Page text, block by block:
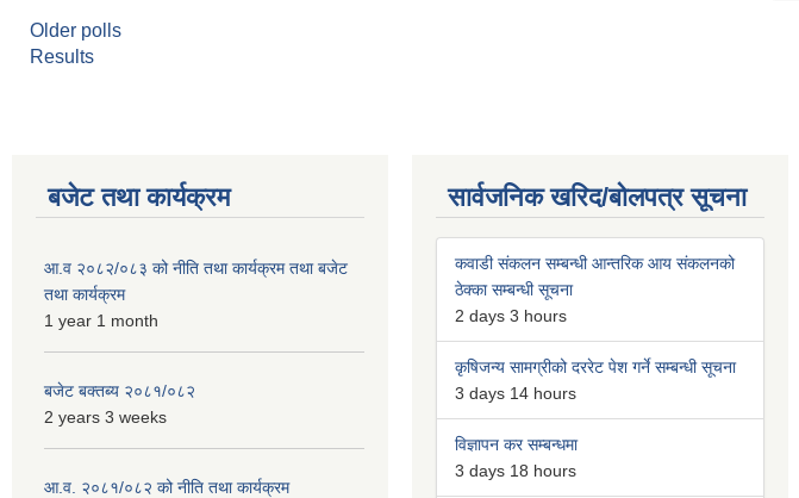
Older polls
Results
बजेट तथा कार्यक्रम
आ.व २०८२/०८३ को नीति तथा कार्यक्रम तथा बजेट
तथा कार्यक्रम
1 year 1 month
बजेट बक्तब्य २०८१/०८२
2 years 3 weeks
आ.व. २०८१/०८२ को नीति तथा कार्यक्रम
सार्वजनिक खरिद/बोलपत्र सूचना
कवाडी संकलन सम्बन्धी आन्तरिक आय संकलनको
ठेक्का सम्बन्धी सूचना
2 days 3 hours
कृषिजन्य सामग्रीको दररेट पेश गर्ने सम्बन्धी सूचना
3 days 14 hours
विज्ञापन कर सम्बन्धमा
3 days 18 hours